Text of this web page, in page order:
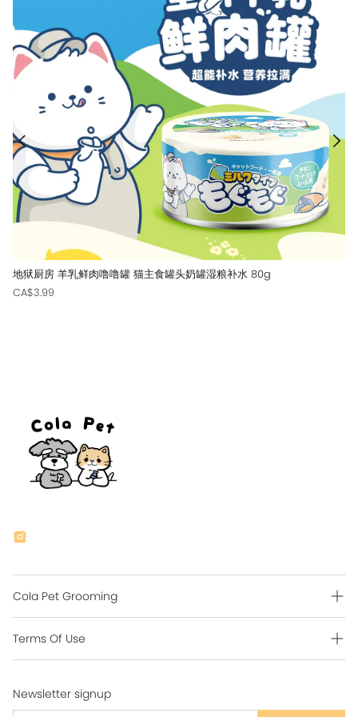
地狱厨房 羊乳鲜肉噜噜罐 猫主食罐头奶罐湿粮补水 80g
CA$3.99
Cola Pet Grooming
Grooming Intro
Contact Us
Terms Of Use
Return Policy
Newsletter signup